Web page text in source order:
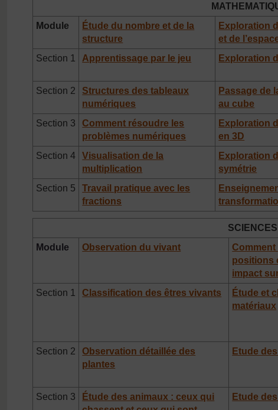
Module
Étude du nombre et de la
structure
Exploration
et de
Section 1
Apprentissage par le jeu Exploration
Section 2
Structures des tableaux
numériques
Passage de
au cube
Section 3
Comment résoudre les
problèmes numériques
Exploration
en 3D
Section 4
Visualisation de la
multiplication
Exploration
symétrie
Section 5
Travail pratique avec les
fractions
SCIENCES
Module
Observation du vivant
positions
impact
Section 1 Classification des êtres vivants
Étude et
matériaux
Section 2
Observation détaillée des
plantes
Etude
Section 3
Étude des animaux : ceux qui
Etude